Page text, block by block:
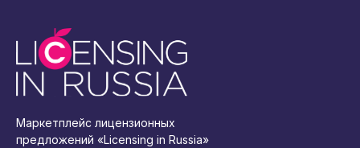
Маркетплейс лицензионных
предложений «Licensing in Russia»